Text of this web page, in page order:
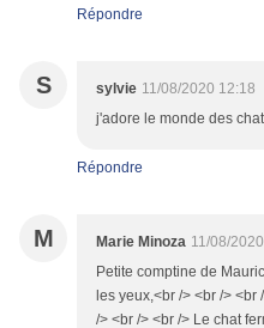
Répondre
S sylvie 11/08/2020 12:18
j'adore le monde des
Répondre
M Marie Minoza 11/08/
Petite comptine de
les yeux,<br /> <br />
/> <br /> <br /> Le chat